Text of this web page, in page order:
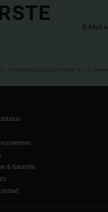
- Alle Bedingungen findest du in
& Garantie